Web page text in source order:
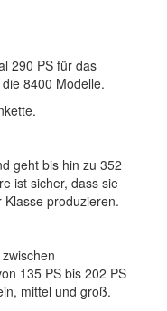
290 PS für das
8400 Modelle.
geht bis hin zu 352
ist sicher, dass sie
produzieren.
135 PS bis 202 PS
mittel und groß.